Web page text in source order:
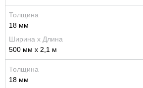
Толщина
18 мм
Ширина x Длина
500 мм x 2,1 м
Толщина
18 мм